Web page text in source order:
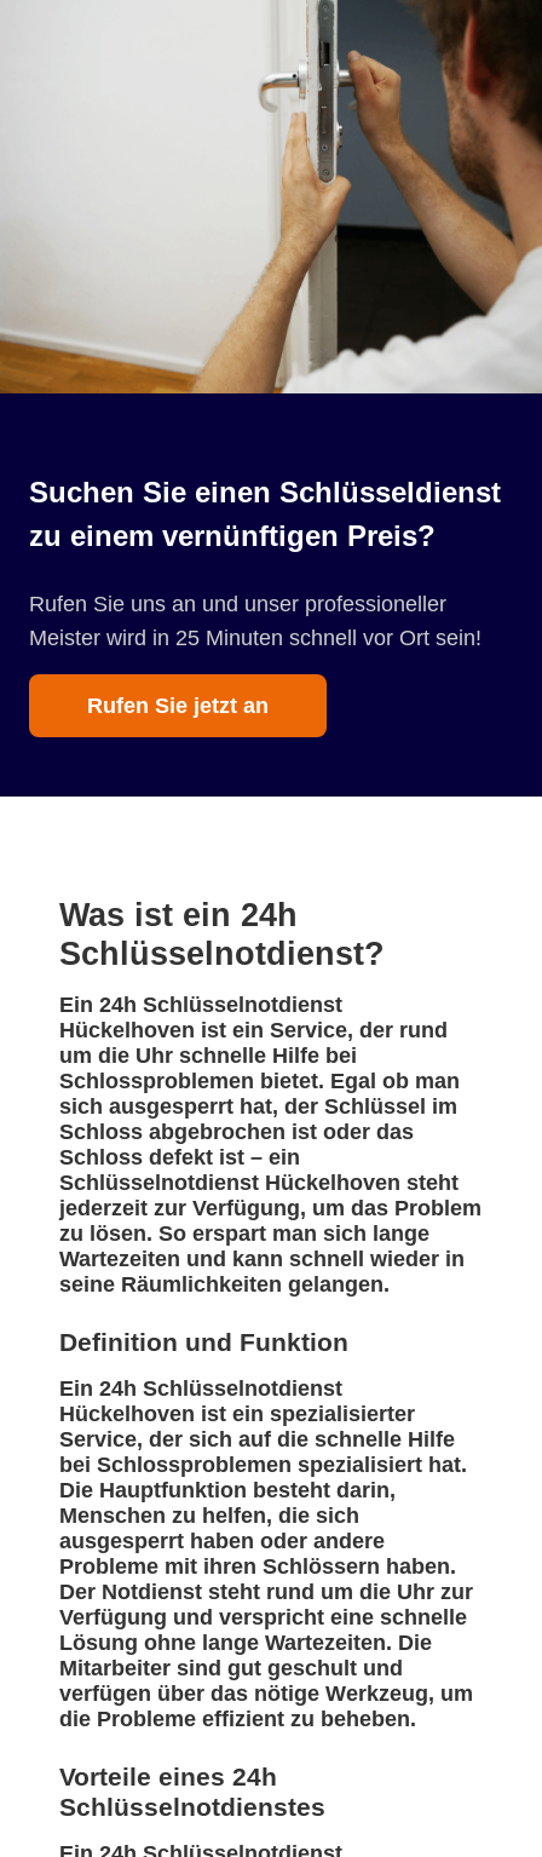
Suchen Sie einen Schlüsseldienst
zu einem vernünftigen Preis?
Rufen Sie uns an und unser professioneller
Meister wird in 25 Minuten schnell vor Ort sein!
Rufen Sie jetzt an
Was ist ein 24h
Schlüsselnotdienst?
Ein 24h Schlüsselnotdienst
Hückelhoven ist ein Service, der rund
um die Uhr schnelle Hilfe bei
Schlossproblemen bietet. Egal ob man
sich ausgesperrt hat, der Schlüssel im
Schloss abgebrochen ist oder das
Schloss defekt ist – ein
Schlüsselnotdienst Hückelhoven steht
jederzeit zur Verfügung, um das Problem
zu lösen. So erspart man sich lange
Wartezeiten und kann schnell wieder in
seine Räumlichkeiten gelangen.
Definition und Funktion
Ein 24h Schlüsselnotdienst
Hückelhoven ist ein spezialisierter
Service, der sich auf die schnelle Hilfe
bei Schlossproblemen spezialisiert hat.
Die Hauptfunktion besteht darin,
Menschen zu helfen, die sich
ausgesperrt haben oder andere
Probleme mit ihren Schlössern haben.
Der Notdienst steht rund um die Uhr zur
Verfügung und verspricht eine schnelle
Lösung ohne lange Wartezeiten. Die
Mitarbeiter sind gut geschult und
verfügen über das nötige Werkzeug, um
die Probleme effizient zu beheben.
Vorteile eines 24h
Schlüsselnotdienstes